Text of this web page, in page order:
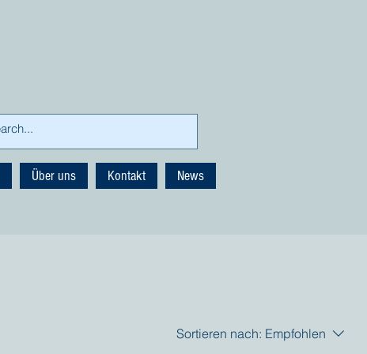
Über uns Kontakt News
Sortieren nach: Empfohlen